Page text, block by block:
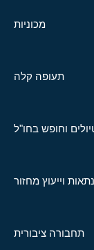
מכוניות
תעופה קלה
וחופש בחו"ל
וייעוץ מחזור
תחבורה ציבורית